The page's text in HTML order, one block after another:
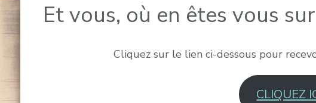
Et vous, où en êtes vous
Cliquez sur le lien ci-dessous pour
CLIQUEZ